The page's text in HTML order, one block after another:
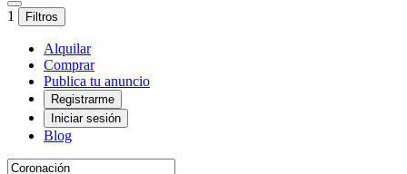
1 Filtros
Alquilar
Comprar
Publica tu anuncio
Registrarme
Iniciar sesión
Blog